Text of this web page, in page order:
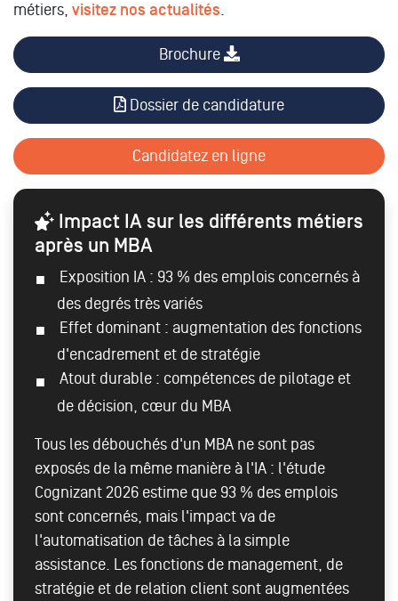
métiers, visitez nos actualités.
Brochure
Dossier de candidature
Candidatez en ligne
Impact IA sur les différents métiers
après un MBA
Exposition IA : 93 % des emplois concernés à
des degrés très variés
Effet dominant : augmentation des fonctions
d'encadrement et de stratégie
Atout durable : compétences de pilotage et
de décision, cœur du MBA
Tous les débouchés d'un MBA ne sont pas
exposés de la même manière à l'IA : l'étude
Cognizant 2026 estime que 93 % des emplois
sont concernés, mais l'impact va de
l'automatisation de tâches à la simple
assistance. Les fonctions de management, de
stratégie et de relation client sont augmentées